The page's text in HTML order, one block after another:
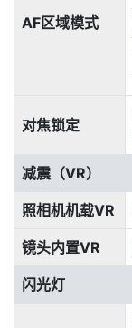
AF区域模式
对焦锁定
减震（VR）
照相机机载VR
镜头内置VR
闪光灯